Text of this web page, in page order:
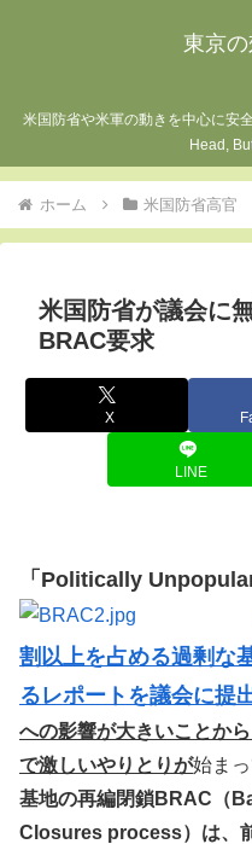
東京の
米国防省や米軍の動きを中心に安
Head,
ホーム 米国防省高官
米国防省が議会に
BRAC要求
X
LINE
「Politically
割以上を占める過剰な
るレポートを議会に提
への影響が大きいことか
で激しいやりとりが始まっ
基地の再編閉鎖BRAC（
Closures process）は、